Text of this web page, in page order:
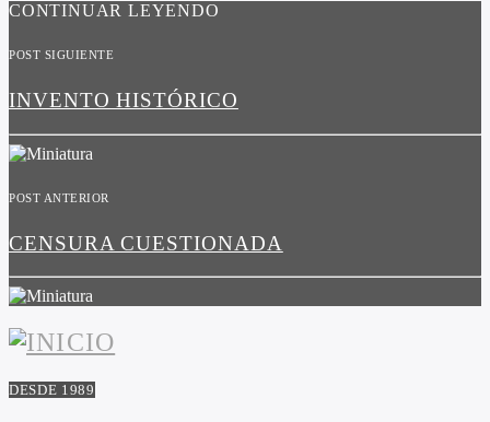
CONTINUAR LEYENDO
POST SIGUIENTE
INVENTO HISTÓRICO
POST ANTERIOR
CENSURA CUESTIONADA
DESDE 1989